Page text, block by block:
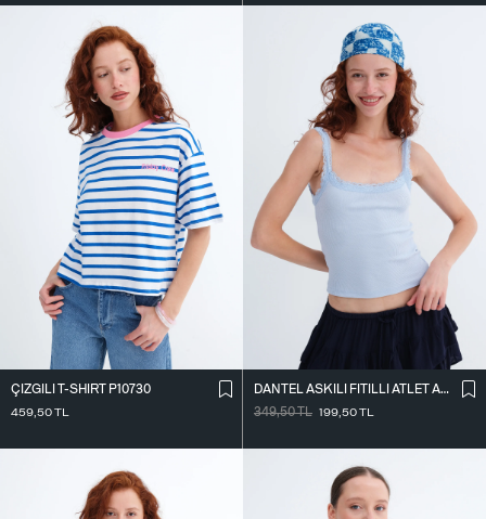
ÇIZGILI T-SHIRT P10730
459,50TL
DANTEL ASKILI FITILLI ATLET A261020
349,50TL 199,50TL